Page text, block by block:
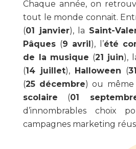
Chaque année, on
tout le monde connait.
(01 janvier), la Saint-
Pâques (9 avril), l’été
de la musique (21 juin),
(14 juillet), Halloween (
(25 décembre) ou même
scolaire (01
d’innombrables choix
campagnes marketing